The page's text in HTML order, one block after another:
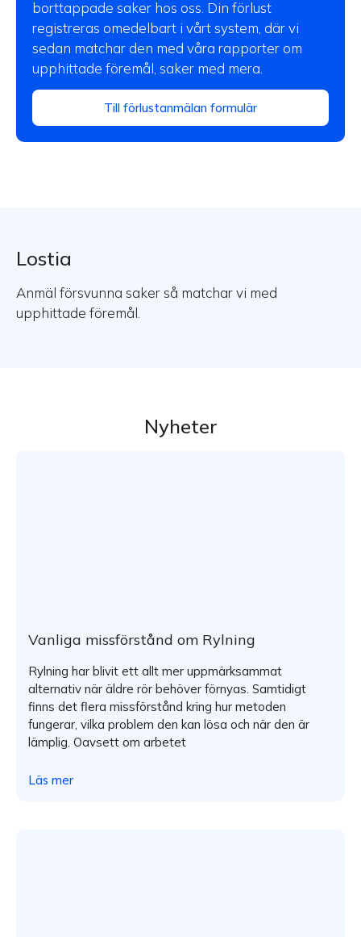
borttappade saker hos oss. Din förlust
registreras omedelbart i vårt system, där vi
sedan matchar den med våra rapporter om
upphittade föremål, saker med mera.
Till förlustanmälan formulär
Lostia
Anmäl försvunna saker så matchar vi med
upphittade föremål.
Nyheter
Vanliga missförstånd om Rylning
Rylning har blivit ett allt mer uppmärksammat
alternativ när äldre rör behöver förnyas. Samtidigt
finns det flera missförstånd kring hur metoden
fungerar, vilka problem den kan lösa och när den är
lämplig. Oavsett om arbetet
Läs mer